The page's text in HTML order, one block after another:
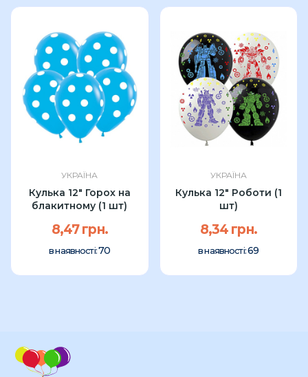
УКРАЇНА
Кулька 12" Горох на
блакитному (1 шт)
8,47 грн.
в наявності:70
УКРАЇНА
Кулька 12" Роботи (1
шт)
8,34 грн.
в наявності:69